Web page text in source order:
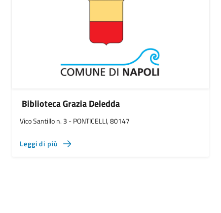
Biblioteca Grazia Deledda
Vico Santillo n. 3 - PONTICELLI, 80147
Leggi di più